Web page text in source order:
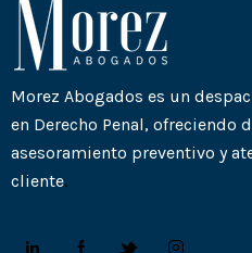
Morez Abogados es un
en Derecho Penal, ofreciendo
asesoramiento preventivo y
cliente.